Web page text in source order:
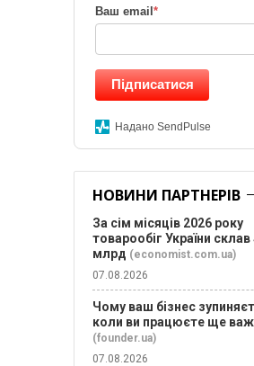
Ваш email *
Підписатися
Надано SendPulse
НОВИНИ ПАРТНЕРІВ
За сім місяців 2026 року
товарообіг України склав
млрд (economist.com.ua)
07.08.2026
Чому ваш бізнес
коли ви працюєте ще
(founder.ua)
07.08.2026